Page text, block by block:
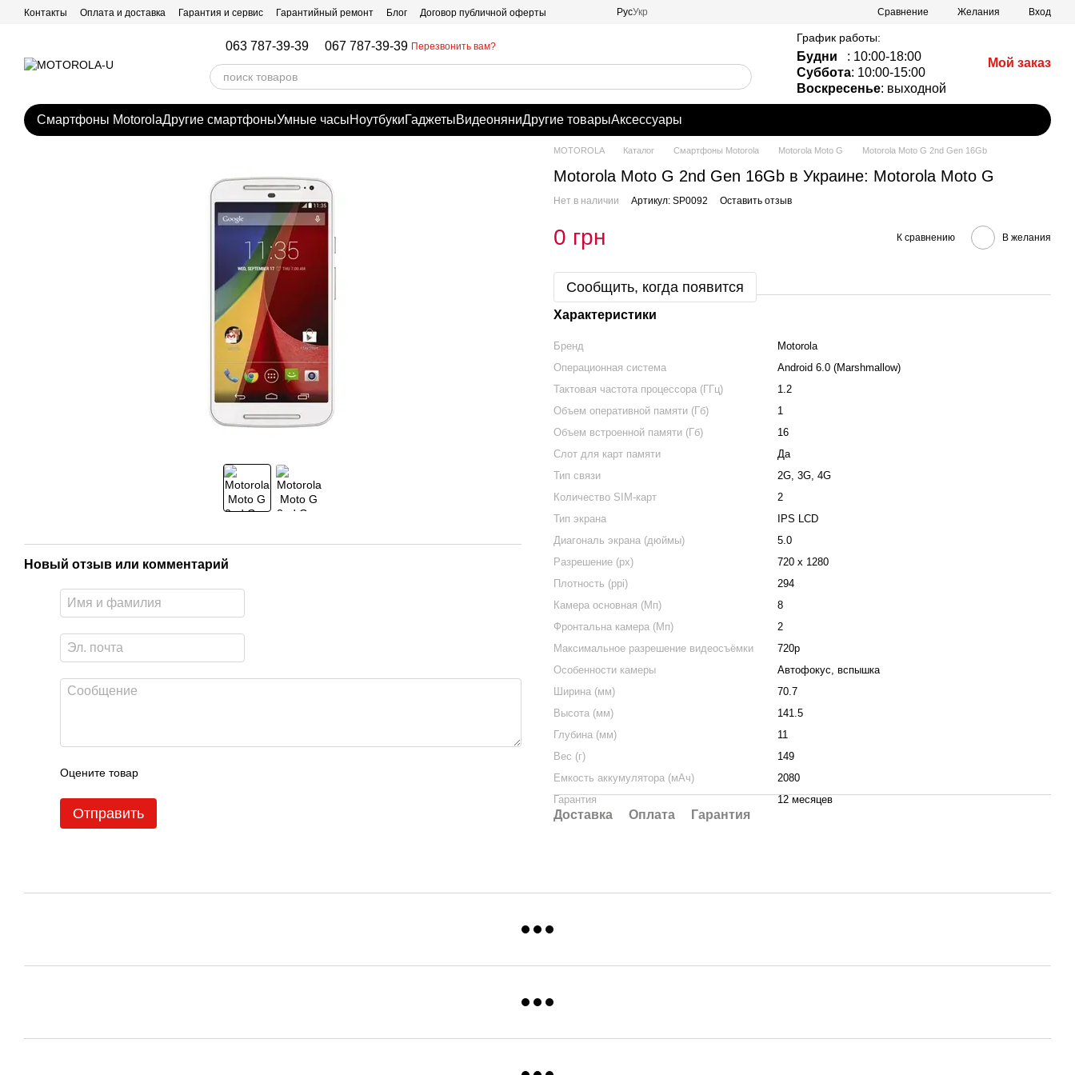
Перейти к основному контенту
Контакты Оплата и доставка Гарантия и сервис Гарантийный ремонт Блог Договор публичной оферты РусУкр Сравнение Желания Вход
063 787-39-39 067 787-39-39 Перезвонить вам?
График работы:
Будни
: 10:00-18:00
Суббота: 10:00-15:00
Воскресенье: выходной
Мой заказ
Смартфоны MotorolaДругие смартфоныУмные часыНоутбукиГаджетыВидеоняниДругие товарыАксессуары
Новый отзыв или комментарий
Оцените товар
Отправить
MOTOROLA Каталог Смартфоны Motorola Motorola Moto G Motorola Moto G 2nd Gen 16Gb
Motorola Moto G 2nd Gen 16Gb в Украине: Motorola Moto G
Нет в наличии Артикул: SP0092 Оставить отзыв
0 грн К сравнению В желания
Сообщить, когда появится
Характеристики
Бренд
Motorola
Операционная система
Android 6.0 (Marshmallow)
Тактовая частота процессора (ГГц)
1.2
Объем оперативной памяти (Гб)
1
Объем встроенной памяти (Гб)
16
Слот для карт памяти
Да
Тип связи
2G, 3G, 4G
Количество SIM-карт
2
Тип экрана
IPS LCD
Диагональ экрана (дюймы)
5.0
Разрешение (px)
720 x 1280
Плотность (ppi)
294
Камера основная (Мп)
8
Фронтальна камера (Мп)
2
Максимальное разрешение видеосъёмки
720p
Особенности камеры
Автофокус, вспышка
Ширина (мм)
70.7
Высота (мм)
141.5
Глубина (мм)
11
Вес (г)
149
Емкость аккумулятора (мАч)
2080
Гарантия
12 месяцев
Доставка Оплата Гарантия